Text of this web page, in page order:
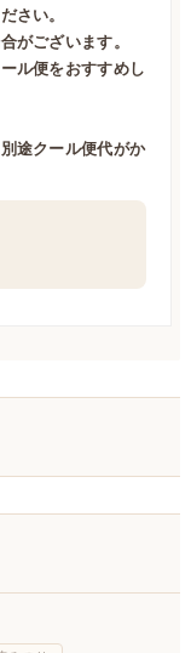
さい。
がございます。
ル便をおすすめし
途クール便代がか